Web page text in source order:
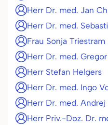
Herr Dr. med. Jan
Herr Dr. med.
Frau Sonja Triestram
Herr Dr. med.
Herr Stefan Helgers
Herr Dr. med. Ingo
Herr Dr. med. Andrej
Herr Priv.-Doz. Dr.